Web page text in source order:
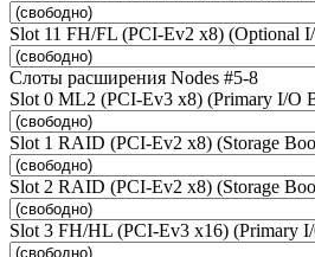
Slot 11 FH/FL (PCI-Ev2 x8) (Optional
Слоты расширения Nodes #5-8
Slot 0 ML2 (PCI-Ev3 x8) (Primary I/O
Slot 1 RAID (PCI-Ev2 x8) (Storage
Slot 2 RAID (PCI-Ev2 x8) (Storage
Slot 3 FH/HL (PCI-Ev3 x16) (Primary